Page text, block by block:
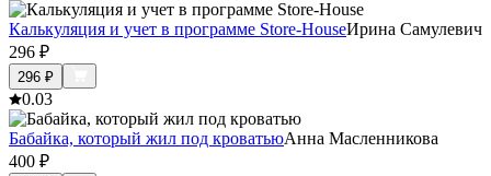
Калькуляция и учет в программе Store-HouseИрина Самулевич
296 ₽
296 ₽
0.03
Бабайка, который жил под кроватьюАнна Масленникова
400 ₽